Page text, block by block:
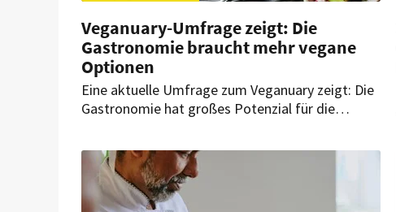
Veganuary-Umfrage zeigt: Die
Gastronomie braucht mehr vegane
Optionen
Eine aktuelle Umfrage zum Veganuary zeigt: Die
Gastronomie hat großes Potenzial für die
pflanzliche Angebot in der Gastronomie
verbessern und langfristig auf sich verändernde
Zielgruppen ausrichten lässt, zeigt das
Veganuary Business Support Toolkit.